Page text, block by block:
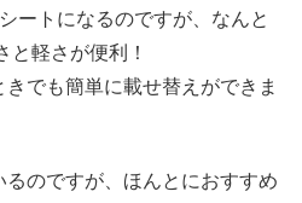
ートになるのですが、なんと
と軽さが便利！
でも簡単に載せ替えができま
のですが、ほんとにおすすめ